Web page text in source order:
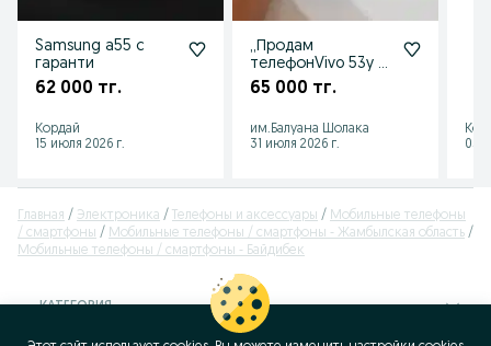
Samsung a55 с
гаранти
62 000 тг.
Кордай
15 июля 2026 г.
,,Продам
телефонVivo 53y в
хорошем
65 000 тг.
им.Балуана Шолака
31 июля 2026 г.
05
Главная Электроника Телефоны и аксессуары
Мобильные телефоны
/ смартфоны
Мобильные телефоны / смартфоны - Жамбылская область
Мобильные телефоны / смартфоны - Байдибек
КАТЕГОРИЯ